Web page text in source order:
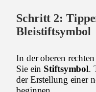
Schritt 2:
Bleistiftsymbol
In der oberen
Sie ein Stiftsymbol.
der Erstellung einer